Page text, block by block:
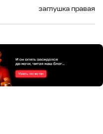
заглушка правая